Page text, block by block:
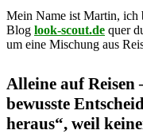
Mein Name ist Martin, ich
Blog look-scout.de quer
um eine Mischung aus
Alleine auf Reisen
bewusste
heraus“, weil